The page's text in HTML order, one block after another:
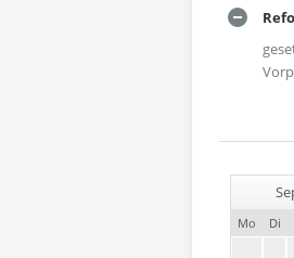
Mo Di